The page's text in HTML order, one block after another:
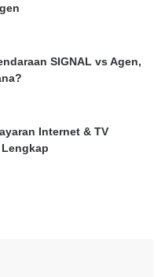
SIGNAL vs Agen,
Internet & TV